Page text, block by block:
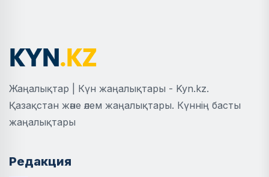
Жаңалықтар | Күн жаңалықтары - Kyn.kz.
Қазақстан және әлем жаңалықтары. Күннің басты
жаңалықтары
Редакция